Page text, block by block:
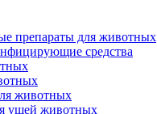
препараты для животных
средства
животных
ушей животных